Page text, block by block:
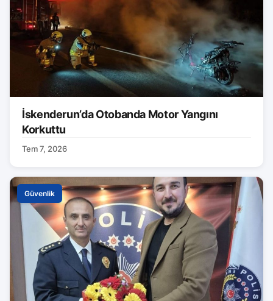
İskenderun’da Otobanda Motor Yangını
Korkuttu
Tem 7, 2026
Güvenlik